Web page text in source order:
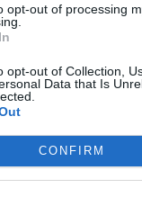
opt-out of processing
opt-out of Collection,
Data that Is
CONFIRM
Tualetinis
artimiausiu metu